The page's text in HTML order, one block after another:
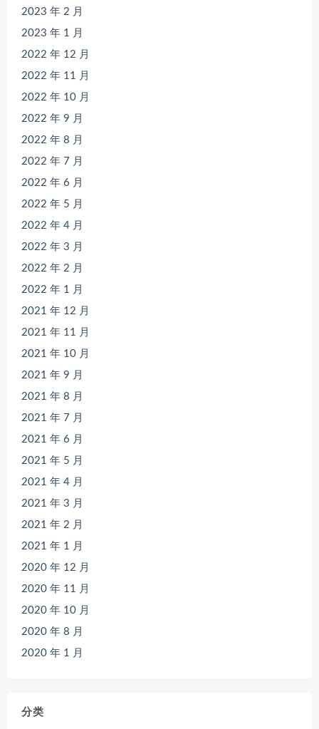
2023 年 2 月
2023 年 1 月
2022 年 12 月
2022 年 11 月
2022 年 10 月
2022 年 9 月
2022 年 8 月
2022 年 7 月
2022 年 6 月
2022 年 5 月
2022 年 4 月
2022 年 3 月
2022 年 2 月
2022 年 1 月
2021 年 12 月
2021 年 11 月
2021 年 10 月
2021 年 9 月
2021 年 8 月
2021 年 7 月
2021 年 6 月
2021 年 5 月
2021 年 4 月
2021 年 3 月
2021 年 2 月
2021 年 1 月
2020 年 12 月
2020 年 11 月
2020 年 10 月
2020 年 8 月
2020 年 1 月
分类